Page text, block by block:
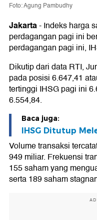
Foto: Agung Pambudhy
Jakarta-Indeks harga
perdagangan pagi ini
perdagangan pagi ini,
Dikutip dari data RTI,
pada posisi 6.647,41
tertinggi IHSG pagi ini
6.554,84.
Baca juga:
IHSG Ditutup
Volume transaksi
949 miliar. Frekuensi
155 saham yang
serta 189 saham